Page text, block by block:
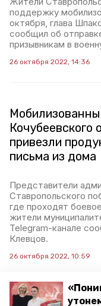
поддержку
октября, глава
сообщил об
призывникам в
26 октября 2022, 14:36
Кочубеевского
привезли
письма из дома
Представители
Ставропольского
где проходят
жители
Telegram-канале
Клевцов.
26 октября 2022, 10:59